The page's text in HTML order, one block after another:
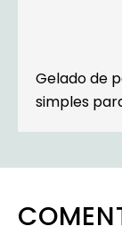
Gelado de
simples